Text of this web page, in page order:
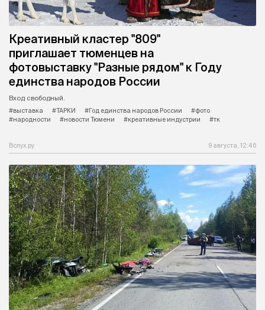
Креативный кластер "809"
приглашает тюменцев на
фотовыставку "Разные рядом" к Году
единства народов России
Вход свободный.
#выставка
#ТАРКИ #Год единства народов России
#фото
#народности
#новости Тюмени #креативные индустрии #тк
Вслух.ру 9 августа, 12:46